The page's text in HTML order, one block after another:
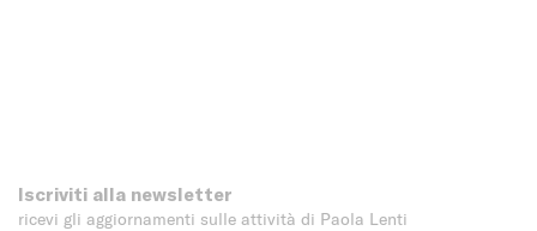
Iscriviti alla newsletter
ricevi gli aggiornamenti sulle attività di Paola Lenti